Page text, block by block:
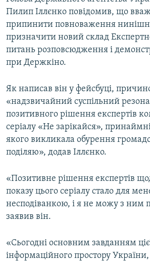
СВІТ
КИТАЙ.ВИКЛИКИ
МУЛЬТИМЕДІА
ФОТО
СПЕЦПРОЄКТИ
КРИМ РЕАЛІЇ
РУС
УКР
КТАТ
ДОЛУЧАЙСЯ!
Усі сайти RFE/RL
Пилип Іллєнко повідомив, що
припинити повноваження
призначити новий склад
питань розповсюдження і
при Держкіно.
Як написав він у фейсбуці,
«надзвичайний суспільний
позитивного рішення експертів
серіалу «Не зарікайся»,
якого викликала обурення
поділяю», додав Іллєнко.
«Позитивне рішення експертів
показу цього серіалу стало для
несподіванкою, і я не можу з ним
заявив він.
«Сьогодні основним завданням
інформаційного простору України,